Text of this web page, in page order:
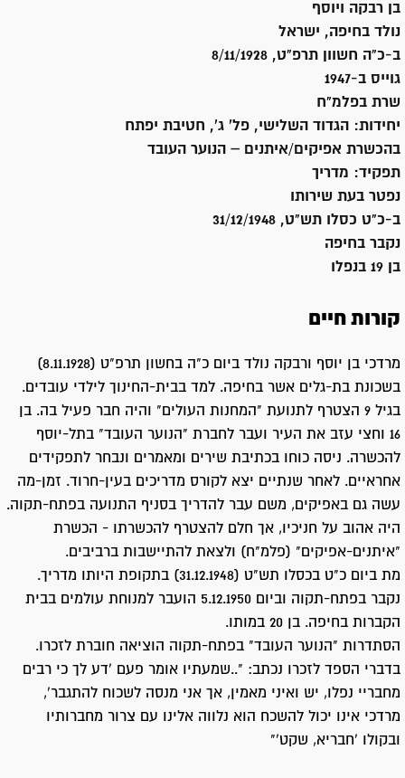
בן רבקה ויוסף
נולד בחיפה, ישראל
ב-כ"ה חשוון תרפ"ט, 8/11/1928
גוייס ב-1947
שרת בפלמ"ח
יחידות: הגדוד השלישי, פל' ג', חטיבת יפתח
בהכשרת אפיקים/איתנים – הנוער העובד
תפקיד: מדריך
נפטר בעת שירותו
ב-כ"ט כסלו תש"ט, 31/12/1948
נקבר בחיפה
בן 19 בנפלו
קורות חיים
מרדכי בן יוסף ורבקה נולד ביום כ"ה בחשון תרפ"ט (8.11.1928)
בשכונת בת-גלים אשר בחיפה. למד בבית-החינוך לילדי עובדים.
בגיל 9 הצטרף לתנועת "המחנות העולים" והיה חבר פעיל בה. בן
16 וחצי עזב את העיר ועבר לחברת "הנוער העובד" בתל-יוסף
להכשרה. ניסה כוחו בכתיבת שירים ומאמרים ונבחר לתפקידים
אחראיים. לאחר שנתיים יצא לקורס מדריכים בעין-חרוד. זמן-מה
עשה גם באפיקים, משם עבר להדריך בסניף התנועה בפתח-תקוה.
היה אהוב על חניכיו, אך חלם להצטרף להכשרתו - הכשרת
"איתנים-אפיקים" (פלמ"ח) ולצאת להתיישבות ברביבים.
מת ביום כ"ט בכסלו תש"ט (31.12.1948) בתקופת היותו מדריך.
נקבר בפתח-תקוה וביום 5.12.1950 הועבר למנוחת עולמים בבית
הקברות בחיפה. בן 20 במותו.
הסתדרות "הנוער העובד" בפתח-תקוה הוציאה חוברת לזכרו.
בדברי הספד לזכרו נכתב: "..שמעתיו אומר פעם 'דע לך כי רבים
מחבריי נפלו, יש ואיני מאמין, אך אני מנסה לשכוח להתגבר',
מרדכי אינו יכול להשכח הוא נלווה אלינו עם צרור מחברותיו
ובקולו 'חבריא, שקט'"